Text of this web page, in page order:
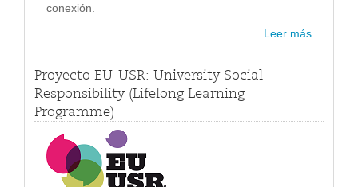
conexión.
Leer más
Proyecto EU-USR: University Social
Responsibility (Lifelong Learning
Programme)